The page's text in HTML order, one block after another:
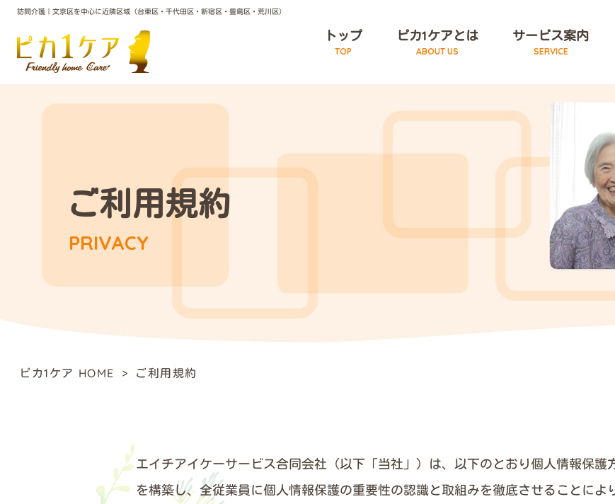
訪問介護｜文京区を中心に近隣区域（台東区・千代田区・新宿区・豊島区・荒川区）
トップ
TOP
ピカ1ケアとは
ABOUT US
サービス案内
SERVICE
ご利用規約
PRIVACY
ピカ1ケア HOME > ご利用規約
エイチアイケーサービス合同会社（以下「当社」）は、以下のとおり個人情報保護
を構築し、全従業員に個人情報保護の重要性の認識と取組みを徹底させることによ